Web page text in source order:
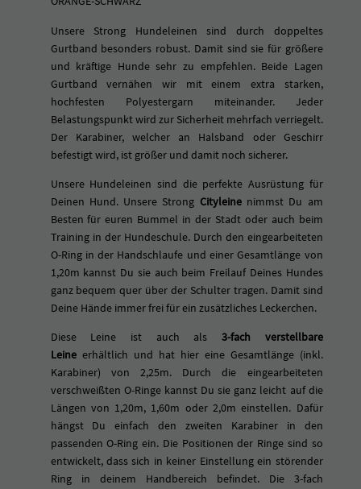
|
v
e
r
s
t
e
l
b
a
r
e
H
u
n
d
R
Unsere Strong Hundeleinen sind durch doppeltes
Gurtband besonders robust. Damit sind sie für größere
und kräftige Hunde sehr zu empfehlen. Beide Lagen
Gurtband vernähen wir mit einem extra starken,
hochfesten Polyestergarn miteinander. Jeder
Belastungspunkt wird zur Sicherheit mehrfach verriegelt.
Der Karabiner, welcher an Halsband oder Geschirr
befestigt wird, ist größer und damit noch sicherer.
Unsere Hundeleinen sind die perfekte Ausrüstung für
Deinen Hund. Unsere Strong Cityleinenimmst Du am
Besten für euren Bummel in der Stadt oder auch beim
Training in der Hundeschule. Durch den eingearbeiteten
O-Ring in der Handschlaufe und einer Gesamtlänge von
1,20m kannst Du sie auch beim Freilauf Deines Hundes
ganz bequem quer über der Schulter tragen. Damit sind
Deine Hände immer frei für ein zusätzliches Leckerchen.
Diese Leine ist auch als 3-fach verstellbare
Leine erhältlich und hat hier eine Gesamtlänge (inkl.
Karabiner) von 2,25m. Durch die eingearbeiteten
verschweißten O-Ringe kannst Du sie ganz leicht auf die
Längen von 1,20m, 1,60m oder 2,0m einstellen. Dafür
hängst Du einfach den zweiten Karabiner in den
passenden O-Ring ein. Die Positionen der Ringe sind so
entwickelt, dass sich in keiner Einstellung ein störender
Ring in deinem Handbereich befindet. Die 3-fach